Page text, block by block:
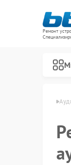
Ремонт
BBK в Волгограде